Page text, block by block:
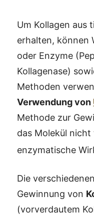
Um Kollagen aus
erhalten, können
oder Enzyme
Kollagenase)
Methoden
Verwendung von
Methode zur
das Molekül
enzymatische
Die
Gewinnung von
(vorverdautem